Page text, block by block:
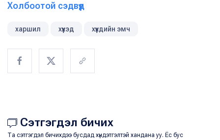
Холбоотой сэдвүүд
харшил хүүхэд хүүхдийн эмч
Сэтгэгдэл бичих
Та сэтгэгдэл бичихдээ бусдад хүндэтгэлтэй хандана уу. Ёс бус